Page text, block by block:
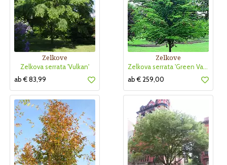
Zelkove
Zelkova serrata 'Vulkan'
ab € 83,99
Zelkove
Zelkova serrata 'Green Vase'
ab € 259,00